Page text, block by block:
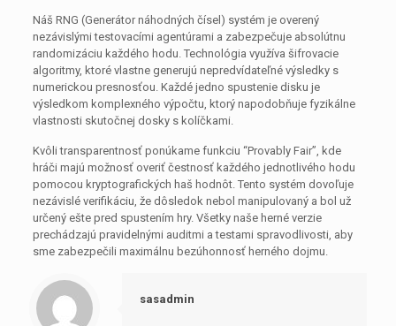
Náš RNG (Generátor náhodných čísel) systém je overený
nezávislými testovacími agentúrami a zabezpečuje absolútnu
randomizáciu každého hodu. Technológia využíva šifrovacie
algoritmy, ktoré vlastne generujú nepredvídateľné výsledky s
numerickou presnosťou. Každé jedno spustenie disku je
výsledkom komplexného výpočtu, ktorý napodobňuje fyzikálne
vlastnosti skutočnej dosky s kolíčkami.
Kvôli transparentnosť ponúkame funkciu “Provably Fair”, kde
hráči majú možnosť overiť čestnosť každého jednotlivého hodu
pomocou kryptografických haš hodnôt. Tento systém dovoľuje
nezávislé verifikáciu, že dôsledok nebol manipulovaný a bol už
určený ešte pred spustením hry. Všetky naše herné verzie
prechádzajú pravidelnými auditmi a testami spravodlivosti, aby
sme zabezpečili maximálnu bezúhonnosť herného dojmu.
sasadmin